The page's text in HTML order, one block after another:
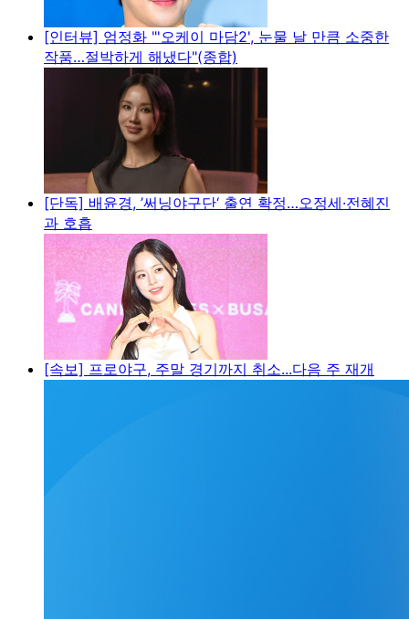
[인터뷰] 엄정화 "'오케이 마담2', 눈물 날 만큼 소중한
작품…절박하게 해냈다"(종합)
[단독] 배윤경, ’써닝야구단‘ 출연 확정…오정세·전혜진
과 호흡
[속보] 프로야구, 주말 경기까지 취소...다음 주 재개